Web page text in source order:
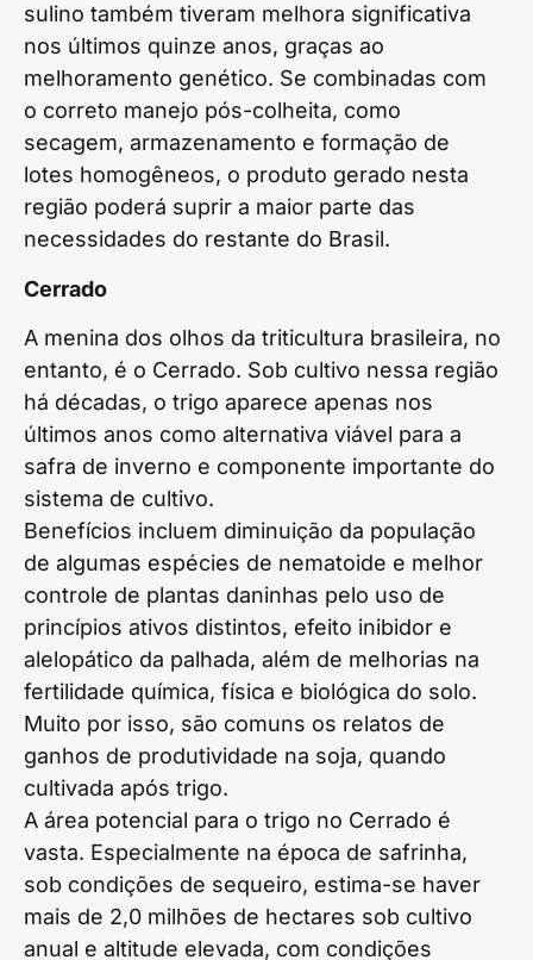
sulino também tiveram melhora significativa
nos últimos quinze anos, graças ao
melhoramento genético. Se combinadas com
o correto manejo pós-colheita, como
secagem, armazenamento e formação de
lotes homogêneos, o produto gerado nesta
região poderá suprir a maior parte das
necessidades do restante do Brasil.
Cerrado
A menina dos olhos da triticultura brasileira, no
entanto, é o Cerrado. Sob cultivo nessa região
há décadas, o trigo aparece apenas nos
últimos anos como alternativa viável para a
safra de inverno e componente importante do
sistema de cultivo.
Benefícios incluem diminuição da população
de algumas espécies de nematoide e melhor
controle de plantas daninhas pelo uso de
princípios ativos distintos, efeito inibidor e
alelopático da palhada, além de melhorias na
fertilidade química, física e biológica do solo.
Muito por isso, são comuns os relatos de
ganhos de produtividade na soja, quando
cultivada após trigo.
A área potencial para o trigo no Cerrado é
vasta. Especialmente na época de safrinha,
sob condições de sequeiro, estima-se haver
mais de 2,0 milhões de hectares sob cultivo
anual e altitude elevada, com condições